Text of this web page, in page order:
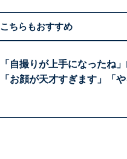
こちらもおすすめ
「自撮りが上手になったね
「お顔が天才すぎます」「